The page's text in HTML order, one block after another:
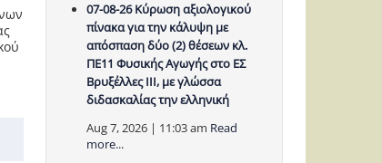
07-08-26 Κύρωση αξιολογικού
πίνακα για την κάλυψη με
απόσπαση δύο (2) θέσεων κλ.
ΠΕ11 Φυσικής Αγωγής στο ΕΣ
Βρυξέλλες ΙΙΙ, με γλώσσα
διδασκαλίας την ελληνική
Aug 7, 2026 | 11:03 am Read
more...